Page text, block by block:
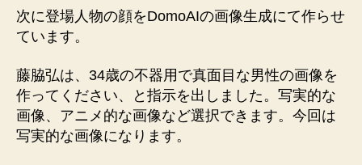
次に登場人物の顔をDomoAIの画像生成にて作らせ
ています。
藤脇弘は、34歳の不器用で真面目な男性の画像を
作ってください、と指示を出しました。写実的な
画像、アニメ的な画像など選択できます。今回は
写実的な画像になります。